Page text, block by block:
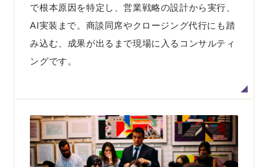
で根本原因を特定し、営業戦略の設計から実行、
AI実装まで。商談同席やクロージング代行にも踏
み込む、成果が出るまで現場に入るコンサルティ
ングです。